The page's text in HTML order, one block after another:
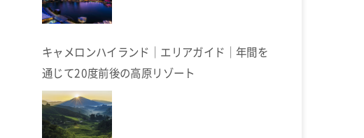
キャメロンハイランド｜エリアガイド｜年間を
通じて20度前後の高原リゾート